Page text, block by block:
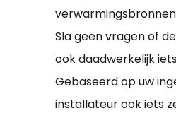
Sla geen vragen of
ook daadwerkelijk
Gebaseerd op uw
installateur ook iets